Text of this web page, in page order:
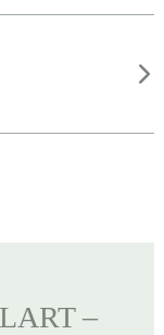
–